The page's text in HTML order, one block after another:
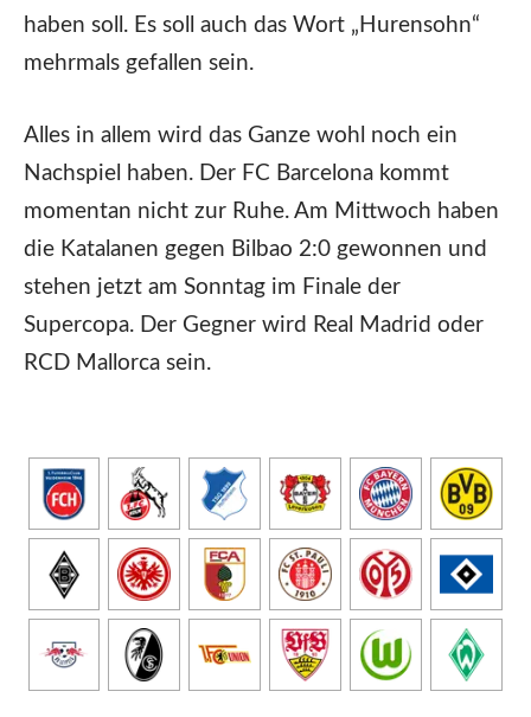
haben soll. Es soll auch das Wort „Hurensohn“
mehrmals gefallen sein.
Alles in allem wird das Ganze wohl noch ein
Nachspiel haben. Der FC Barcelona kommt
momentan nicht zur Ruhe. Am Mittwoch haben
die Katalanen gegen Bilbao 2:0 gewonnen und
stehen jetzt am Sonntag im Finale der
Supercopa. Der Gegner wird Real Madrid oder
RCD Mallorca sein.